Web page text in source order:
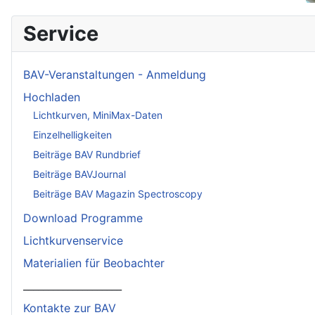
Service
BAV-Veranstaltungen - Anmeldung
Hochladen
Lichtkurven, MiniMax-Daten
Einzelhelligkeiten
Beiträge BAV Rundbrief
Beiträge BAVJournal
Beiträge BAV Magazin Spectroscopy
Download Programme
Lichtkurvenservice
Materialien für Beobachter
Kontakte zur BAV